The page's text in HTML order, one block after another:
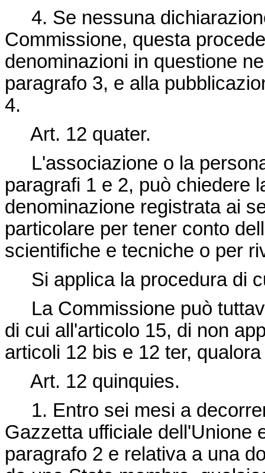
4. Se nessuna
Commissione, questa
denominazioni in questione
paragrafo 3, e alla
4.
Art. 12 quater.
L'associazione o la
paragrafi 1 e 2, può chiedere
denominazione registrata ai
particolare per tener conto
scientifiche e tecniche o per
Si applica la procedura di
La Commissione può
di cui all'articolo 15, di non
articoli 12 bis e 12 ter,
Art. 12 quinquies.
1. Entro sei mesi a
Gazzetta ufficiale dell'Unione
paragrafo 2 e relativa a una